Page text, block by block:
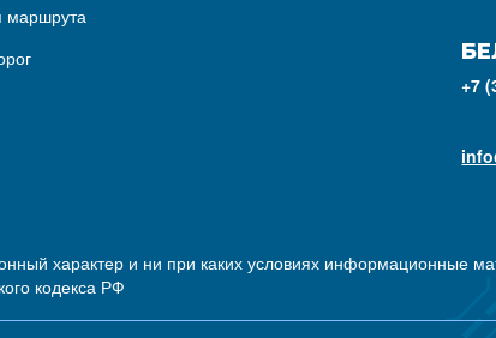
маршрута
+7
характер и ни при каких условиях информационные
кодекса РФ